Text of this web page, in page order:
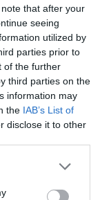
that after your
seeing
utilized by
parties prior to
of the further
third parties on the
information may
the IAB’s List of
disclose it to other
or more Google
You may click to